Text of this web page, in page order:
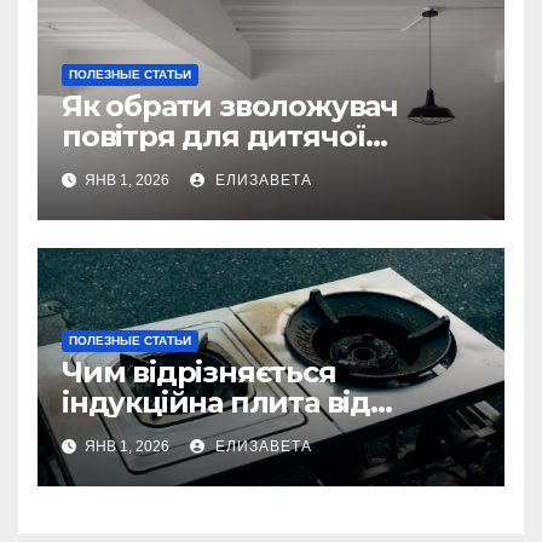
ПОЛЕЗНЫЕ СТАТЬИ
Як обрати зволожувач
повітря для дитячої
кімнати
ЯНВ 1, 2026 ЕЛИЗАВЕТА
ПОЛЕЗНЫЕ СТАТЬИ
Чим відрізняється
індукційна плита від
електричної: переваги та
недоліки
ЯНВ 1, 2026 ЕЛИЗАВЕТА